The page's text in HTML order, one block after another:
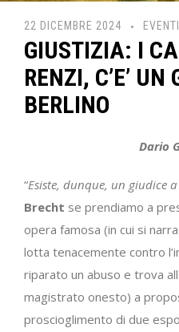
22 DICEMBRE 2024 EVENTI
GIUSTIZIA: I
RENZI, C’E’ UN
BERLINO
Dario
“Esiste, dunque, un giudice
Brecht se prendiamo a
opera famosa (in cui si
lotta tenacemente contro
riparato un abuso e trova
magistrato onesto) a
proscioglimento di due